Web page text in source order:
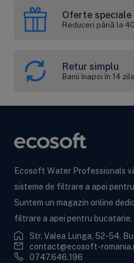
Oferte speciale
Reduceri până la
Retur simplu
Banii înapoi în 14 zile
Ecosoft Water Professionals
sisteme de filtrare a apei
Suntem un magazin online
filtrare a apei pentru bucatarie,
Str. Valea Lunga, 52-54,
contact@ecosoft-
0747.646.196